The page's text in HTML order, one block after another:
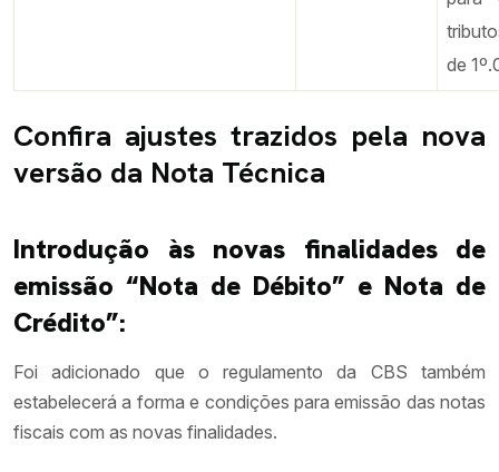
de
Confira ajustes trazidos pela nova
versão da Nota Técnica
Introdução às novas finalidades de
emissão “Nota de Débito” e Nota de
Crédito”:
Foi adicionado que o regulamento da CBS também
estabelecerá a forma e condições para emissão das notas
fiscais com as novas finalidades.